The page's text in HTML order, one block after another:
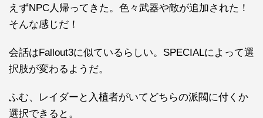
えずNPC人帰ってきた。色々武器や敵が追加された！
そんな感じだ！
会話はFallout3に似ているらしい。SPECIALによって選
択肢が変わるようだ。
ふむ、レイダーと入植者がいてどちらの派閥に付くか
選択できると。